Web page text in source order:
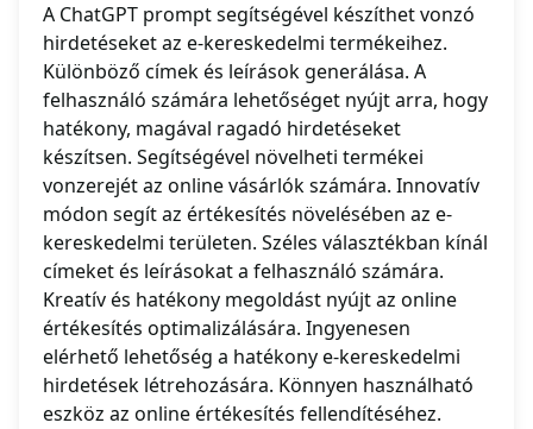
A ChatGPT prompt segítségével készíthet vonzó
hirdetéseket az e-kereskedelmi termékeihez.
Különböző címek és leírások generálása. A
felhasználó számára lehetőséget nyújt arra, hogy
hatékony, magával ragadó hirdetéseket
készítsen. Segítségével növelheti termékei
vonzerejét az online vásárlók számára. Innovatív
módon segít az értékesítés növelésében az e-
kereskedelmi területen. Széles választékban kínál
címeket és leírásokat a felhasználó számára.
Kreatív és hatékony megoldást nyújt az online
értékesítés optimalizálására. Ingyenesen
elérhető lehetőség a hatékony e-kereskedelmi
hirdetések létrehozására. Könnyen használható
eszköz az online értékesítés fellendítéséhez.